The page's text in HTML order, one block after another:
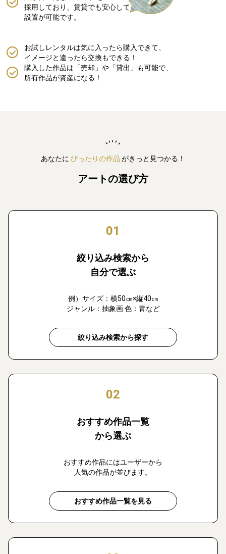
採用しており、賃貸でも安心して
設置が可能です。
購入した作品は「売却」や「貸出」も可能で、
所有作品が資産になる！
お試しレンタルは気に入ったら購入できて、
イメージと違ったら交換もできる！
あなたに ぴったりの作品 がきっと見つかる！
アートの選び方
01
絞り込み検索から
自分で選ぶ
例）サイズ：横50㎝×縦40㎝
ジャンル：抽象画 色：青など
絞り込み検索から探す
02
おすすめ作品一覧
から選ぶ
おすすめ作品にはユーザーから
人気の作品が並びます。
おすすめ作品一覧を見る